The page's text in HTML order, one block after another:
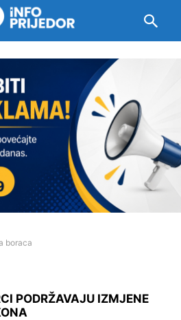
boraca
PODRŽAVAJU IZMJENE